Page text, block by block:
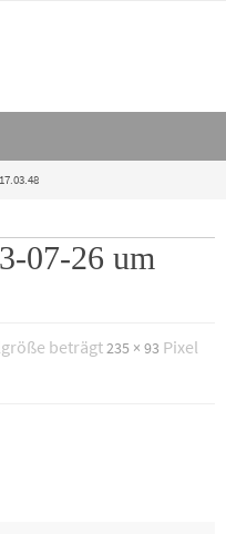
07-26 um
beträgt235 × 93 Pixel